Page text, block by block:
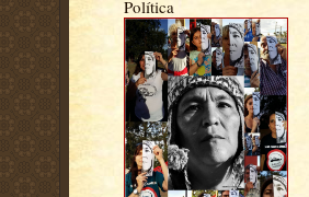
Política